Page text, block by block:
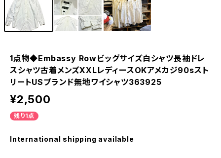
1点物◆Embassy Rowビッグサイズ白シャツ長袖ドレ
スシャツ古着メンズXXLレディースOKアメカジ90sスト
リートUSブランド無地ワイシャツ363925
¥2,500
残り1点
International shipping available